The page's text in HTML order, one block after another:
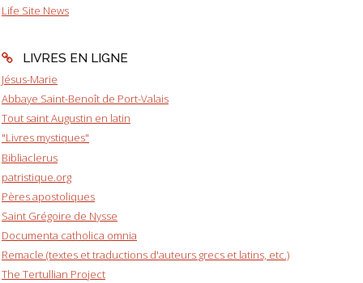
Life Site News
LIVRES EN LIGNE
Jésus-Marie
Abbaye Saint-Benoît de Port-Valais
Tout saint Augustin en latin
"Livres mystiques"
Bibliaclerus
patristique.org
Pères apostoliques
Saint Grégoire de Nysse
Documenta catholica omnia
Remacle (textes et traductions d'auteurs grecs et latins, etc.)
The Tertullian Project